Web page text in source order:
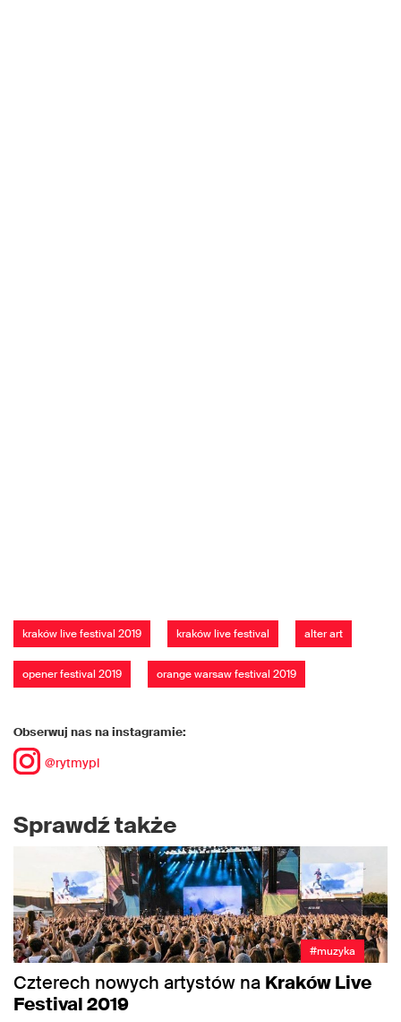
kraków live festival 2019 kraków live festival alter art
opener festival 2019 orange warsaw festival 2019
Obserwuj nas na instagramie:
@rytmypl
Sprawdź także
#muzyka
Czterech nowych artystów na Kraków Live
Festival 2019